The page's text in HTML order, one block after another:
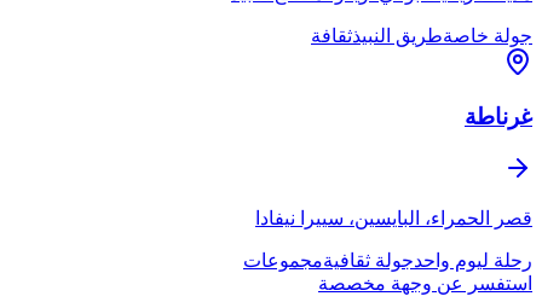
جولة خاصةطريق النبيذثقافة
غرناطة
قصر الحمراء، البايسين، سييرا نيفادا
رحلة ليوم واحدجولة ثقافيةمجموعات
استفسر عن وجهة مخصصة